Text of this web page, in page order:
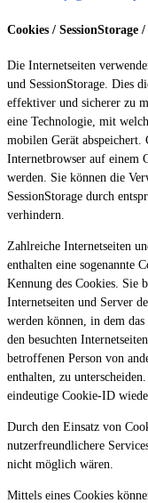
Cookies / SessionStorage
Die Internetseiten
und SessionStorage. Dies
effektiver und sicherer zu
eine Technologie, mit
mobilen Gerät abspeichert.
Internetbrowser auf einem
werden. Sie können die
SessionStorage durch
verhindern.
Zahlreiche Internetseiten
enthalten eine sogenannte
Kennung des Cookies. Sie
Internetseiten und Server
werden können, in dem
den besuchten
betroffenen Person von
enthalten, zu
eindeutige Cookie-ID
Durch den Einsatz von
nutzerfreundlichere
nicht möglich wären.
Mittels eines Cookies